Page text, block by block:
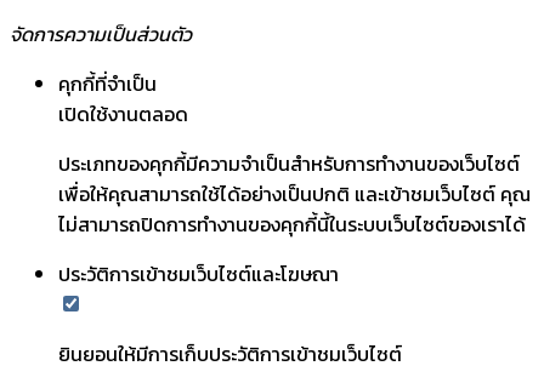
จัดการความเป็นส่วนตัว
คุกกี้ที่จำเป็น
เปิดใช้งานตลอด
ประเภทของคุกกี้มีความจำเป็นสำหรับการทำงานของเว็บไซต์
เพื่อให้คุณสามารถใช้ได้อย่างเป็นปกติ และเข้าชมเว็บไซต์ คุณ
ไม่สามารถปิดการทำงานของคุกกี้นี้ในระบบเว็บไซต์ของเราได้
ประวัติการเข้าชมเว็บไซต์และโฆษณา
ยินยอนให้มีการเก็บประวัติการเข้าชมเว็บไซต์